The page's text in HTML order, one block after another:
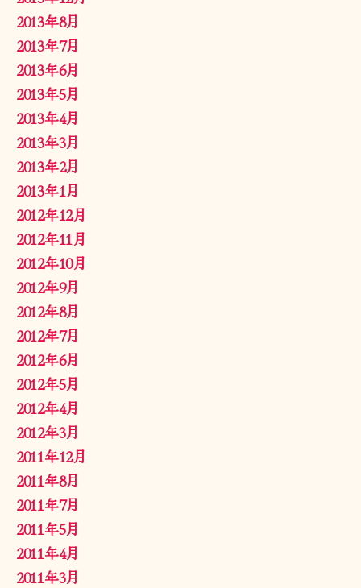
2013年8月
2013年7月
2013年6月
2013年5月
2013年4月
2013年3月
2013年2月
2013年1月
2012年12月
2012年11月
2012年10月
2012年9月
2012年8月
2012年7月
2012年6月
2012年5月
2012年4月
2012年3月
2011年12月
2011年8月
2011年7月
2011年5月
2011年4月
2011年3月